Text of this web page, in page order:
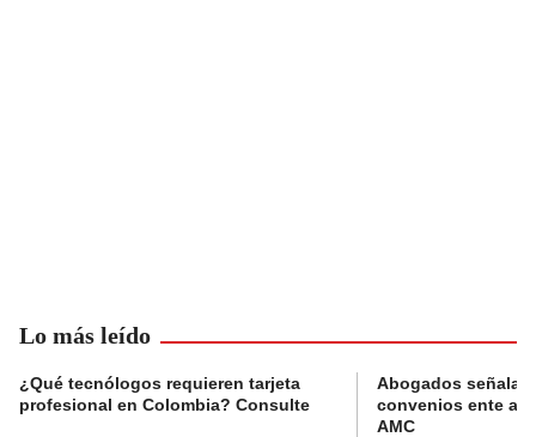
Lo más leído
¿Qué tecnólogos requieren tarjeta
profesional en Colombia? Consulte
Abogados
convenios ente
AMC